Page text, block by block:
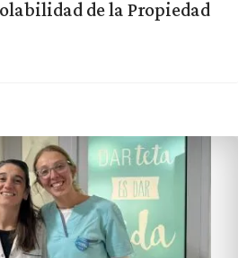
de la Propiedad